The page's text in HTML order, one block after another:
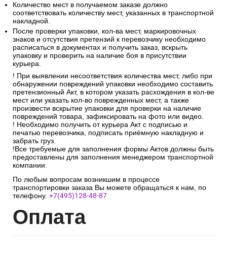
Количество мест в получаемом заказе должно
соответствовать количеству мест, указанных в транспортной
накладной.
После проверки упаковки, кол-ва мест, маркировочных
знаков и отсутствия претензий к перевозчику необходимо
расписаться в документах и получить заказ, вскрыть
упаковку и проверить на наличие боя в присутствии
курьера.
! При выявлении несоответствия количества мест, либо при
обнаружении повреждений упаковки необходимо составить
претензионный Акт, в котором указать расхождения в кол-ве
мест или указать кол-во поврежденных мест, а также
произвести вскрытие упаковки для проверки на наличие
повреждений товара, зафиксировать на фото или видео.
! Необходимо получить от курьера Акт с подписью и
печатью перевозчика, подписать приёмную накладную и
забрать груз.
!Все требуемые для заполнения формы Актов должны быть
предоставлены для заполнения менеджером транспортной
компании.
По любым вопросам возникшим в процессе
транспортировки заказа Вы можете обращаться к нам, по
телефону. +7(495)128-48-87
Оплата